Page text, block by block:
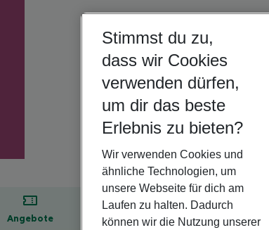
Angebote Hotelbeschreibung
Stimmst du zu,
dass wir Cookies
verwenden dürfen,
um dir das beste
Erlebnis zu bieten?
Wir verwenden Cookies und
ähnliche Technologien, um
unsere Webseite für dich am
Laufen zu halten. Dadurch
können wir die Nutzung unserer